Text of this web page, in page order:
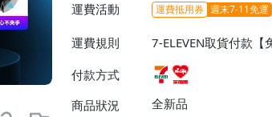
運費活動 運費抵用券 週末7-11免運
運費規則
7-ELEVEN取貨付款【
付款方式
商品狀況
全新品